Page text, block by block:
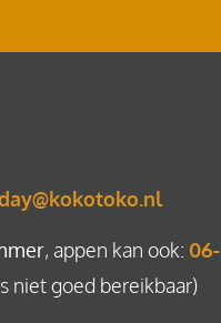
, appen kan ook: 06-
niet goed bereikbaar)